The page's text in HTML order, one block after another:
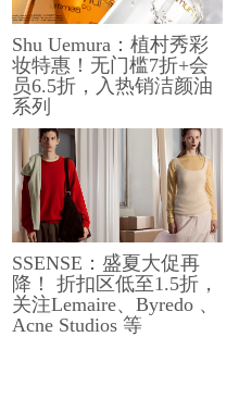
Shu Uemura：植村秀彩
妆特惠！无门槛7折+会
员6.5折，入热销洁颜油
系列
SSENSE：盛夏大促再
降！ 折扣区低至1.5折，
关注Lemaire、Byredo 、
Acne Studios 等